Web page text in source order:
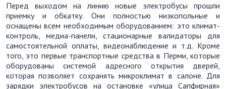
Перед выходом на линию новые электробусы прошли
приемку и обкатку. Они полностью низкопольные и
оснащены всем необходимым оборудованием: это климат-
контроль, медиа-панели, стационарные валидаторы для
самостоятельной оплаты, видеонаблюдение и т.д. Кроме
того, это первые транспортные средства в Перми, которые
оборудованы системой адресного открытия дверей,
которая позволяет сохранять микроклимат в салоне. Для
зарядки электробусов на остановке «улица Сапфирная»